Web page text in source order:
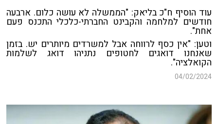
עוד הוסיף ח"כ בליאק: "הממשלה לא עושה כלום. ארבעה
חודשים למלחמה והקבינט החברתי-כלכלי התכנס פעם
אחת".
וטען: "אין כסף לרווחה אבל למשרדים מיותרים יש. בזמן
שאנחנו דואגים לחטופים נתניהו דואג לשלמות
הקואלציה".
04/02/2024